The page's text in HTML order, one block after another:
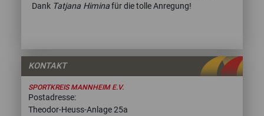
Dank Tatjana Himinafür die tolle Anregung!
KONTAKT
SPORTKREIS MANNHEIM E.V.
Postadresse:
Theodor-Heuss-Anlage 25a